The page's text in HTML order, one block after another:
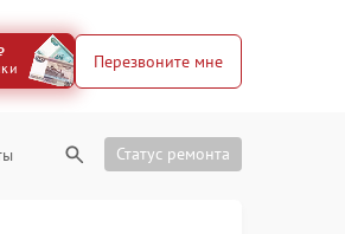
Перезвоните мне
Статус ремонта